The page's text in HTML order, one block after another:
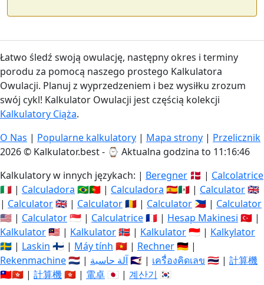
Łatwo śledź swoją owulację, następny okres i terminy
porodu za pomocą naszego prostego Kalkulatora
Owulacji. Planuj z wyprzedzeniem i bez wysiłku zrozum
swój cykl! Kalkulator Owulacji jest częścią kolekcji
Kalkulatory Ciąża.
O Nas | Popularne kalkulatory | Mapa strony | Przelicznik
2026 © Kalkulator.best - ⌚ Aktualna godzina to 11:16:46
Kalkulatory w innych językach: | Beregner 🇩🇰 | Calcolatrice
🇮🇹 | Calculadora 🇧🇷🇵🇹 | Calculadora 🇪🇸🇲🇽 | Calculator🇬🇧
| Calculator🇬🇧 | Calculator🇷🇴 | Calculator 🇵🇭 | Calculator
🇺🇸 | Calculator🇸🇬 | Calculatrice🇫🇷 | Hesap Makinesi 🇹🇷 |
Kalkulator🇲🇾 | Kalkulator🇳🇴 | Kalkulator🇮🇩 | Kalkylator
🇸🇪 | Laskin 🇫🇮 | Máy tính 🇻🇳 | Rechner🇩🇪 |
Rekenmachine🇳🇱 | آلة حاسبة🇸🇦 | เครื่องคิดเลข 🇹🇭 | 計算機
🇹🇼🇭🇰 | 計算機🇭🇰 | 電卓 🇯🇵 | 계산기 🇰🇷